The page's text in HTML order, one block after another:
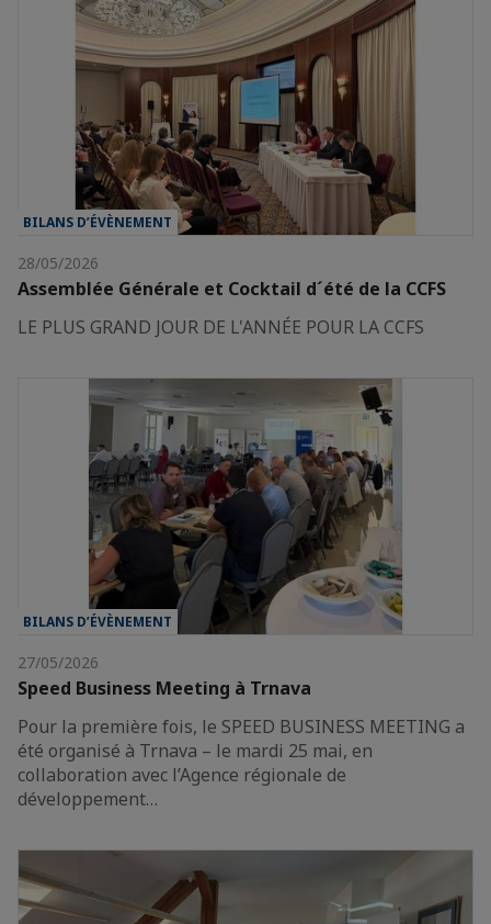
BILANS D’ÉVÈNEMENT
28/05/2026
Assemblée Générale et Cocktail d´été de la CCFS
LE PLUS GRAND JOUR DE L'ANNÉE POUR LA CCFS
BILANS D’ÉVÈNEMENT
27/05/2026
Speed Business Meeting à Trnava
Pour la première fois, le SPEED BUSINESS MEETING a
été organisé à Trnava – le mardi 25 mai, en
collaboration avec l’Agence régionale de
développement…